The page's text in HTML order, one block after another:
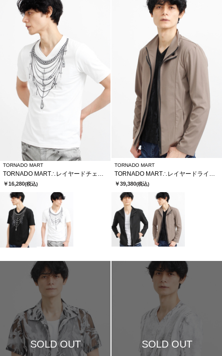
TORNADO MART
TORNADO MART∴レイヤードチェーンバタフライプリントTシャツ
￥16,280(税込)
TORNADO MART
TORNADO MART∴レイヤードライダース
￥39,380(税込)
SOLD OUT SOLD OUT